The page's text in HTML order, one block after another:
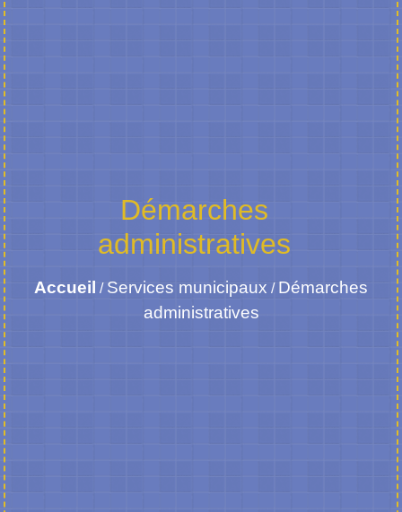
Démarches
administratives
Accueil / Services municipaux / Démarches
administratives